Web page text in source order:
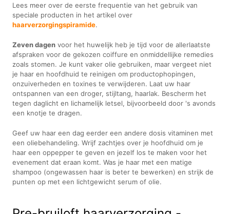
Lees meer over de eerste frequentie van het gebruik van
speciale producten in het artikel over
haarverzorgingspiramide.
Zeven dagen voor het huwelijk heb je tijd voor de allerlaatste
afspraken voor de gekozen coiffure en onmiddellijke remedies
zoals stomen. Je kunt vaker olie gebruiken, maar vergeet niet
je haar en hoofdhuid te reinigen om productophopingen,
onzuiverheden en toxines te verwijderen. Laat uw haar
ontspannen van een droger, stijltang, haarlak. Bescherm het
tegen daglicht en lichamelijk letsel, bijvoorbeeld door 's avonds
een knotje te dragen.
Geef uw haar een dag eerder een andere dosis vitaminen met
een oliebehandeling. Wrijf zachtjes over je hoofdhuid om je
haar een oppepper te geven en jezelf los te maken voor het
evenement dat eraan komt. Was je haar met een matige
shampoo (ongewassen haar is beter te bewerken) en strijk de
punten op met een lichtgewicht serum of olie.